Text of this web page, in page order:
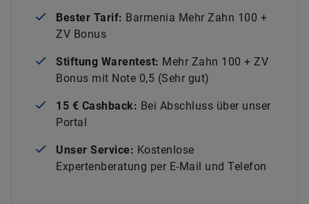
Bester Tarif: Barmenia Mehr Zahn 100 +
ZV Bonus
Stiftung Warentest: Mehr Zahn 100 + ZV
Bonus mit Note 0,5 (Sehr gut)
15 € Cashback: Bei Abschluss über unser
Portal
Unser Service: Kostenlose
Expertenberatung per E-Mail und Telefon